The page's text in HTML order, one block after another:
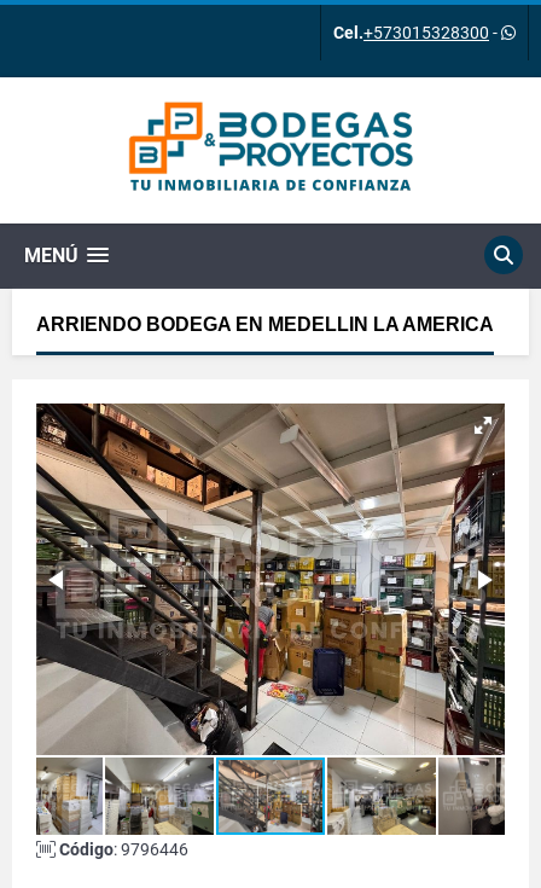
Cel.+573015328300 -
MENÚ
ARRIENDO BODEGA EN MEDELLIN LA AMERICA
Código: 9796446